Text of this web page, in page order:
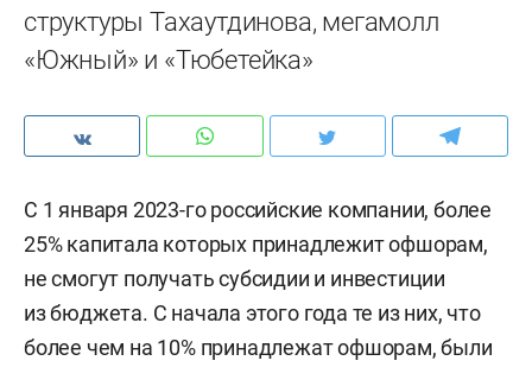
структуры Тахаутдинова, мегамолл
«Южный» и «Тюбетейка»
С 1 января 2023-го российские компании, более
25% капитала которых принадлежит офшорам,
не смогут получать субсидии и инвестиции
из бюджета. С начала этого года те из них, что
более чем на 10% принадлежат офшорам, были